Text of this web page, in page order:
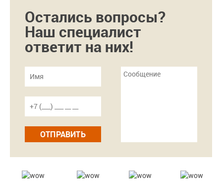
Остались вопросы?
Наш специалист
ответит на них!
ОТПРАВИТЬ